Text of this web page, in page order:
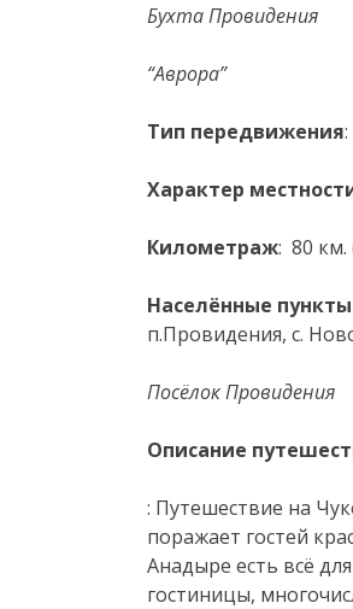
Бухта Провидения
“Аврора”
Тип передвижения
Характер
Километраж: 80 км.
Населённые
п.Провидения, с.
Посёлок Провидения
Описание
: Путешествие на
поражает гостей
Анадыре есть всё
гостиницы,